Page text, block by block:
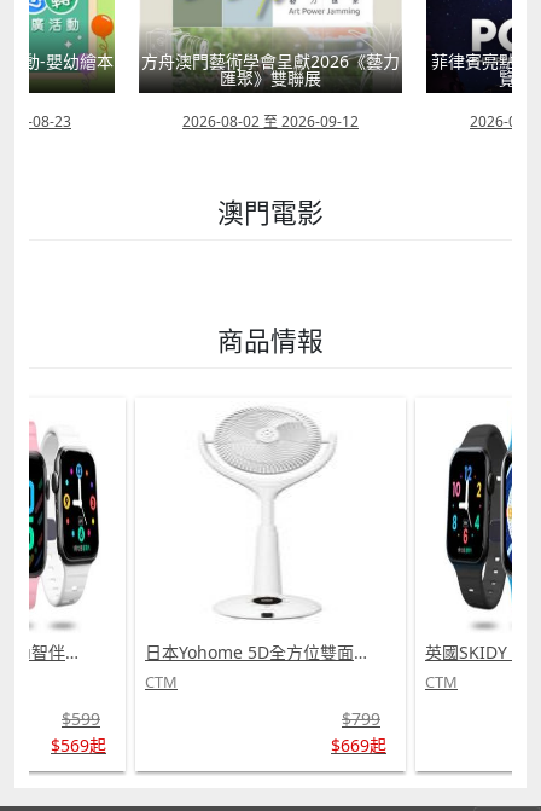
動-嬰幼繪本
08-23
方舟澳門藝術學會呈獻2026《藝力
匯聚》雙聯展
2026-08-02 至 2026-09-12
菲律賓亮點文
覽會
2026-07-
澳門電影
商品情報
英國SKIDY SmartEdu智伴高清流暢五重定位遠控180°旋攝雙向視頻海外適配兒童智能手錶PRO (需訂貨)
$599
$569起
日本Yohome 5D全方位雙面雙葉對流淨化智能語音伸縮循環扇 PRO (需訂貨)
CTM
$799
$669起
CTM